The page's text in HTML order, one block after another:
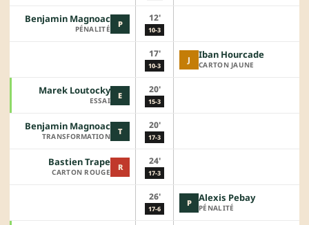
P
Benjamin Magnoac
PÉNALITÉ
12'
10-3
17'
10-3
J Iban Hourcade
CARTON JAUNE
E
Marek Loutocky
ESSAI
20'
15-3
T
Benjamin Magnoac
TRANSFORMATION
20'
17-3
R
Bastien Trape
CARTON ROUGE
24'
17-3
26'
17-6
P Alexis Pebay
PÉNALITÉ